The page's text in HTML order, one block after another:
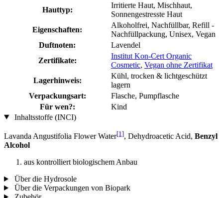
Hauttyp:
Irritierte Haut, Mischhaut,
Sonnengestresste Haut
Eigenschaften:
Alkoholfrei, Nachfüllbar, Refill -
Nachfüllpackung, Unisex, Vegan
Duftnoten:
Lavendel
Zertifikate:
Institut Kon-Cert Organic
Cosmetic, Vegan ohne Zertifikat
Lagerhinweis:
Kühl, trocken & lichtgeschützt
lagern
Verpackungsart:
Flasche, Pumpflasche
Für wen?:
Kind
Inhaltsstoffe (INCI)
Lavanda Angustifolia Flower Water[1], Dehydroacetic Acid, Benzyl
Alcohol
aus kontrolliert biologischem Anbau
Über die Hydrosole
Über die Verpackungen von Biopark